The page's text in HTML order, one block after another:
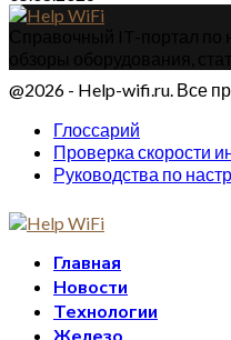
@2026 - Help-wifi.ru. Все
Глоссарий
Проверка скорости
Руководства по
Главная
Новости
Технологии